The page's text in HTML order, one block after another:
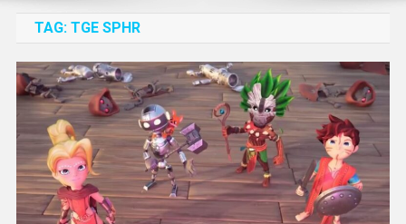
TAG: TGE SPHR